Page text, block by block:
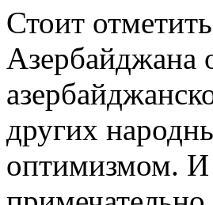
Стоит
Азербайджана
других
оптимизмом. И